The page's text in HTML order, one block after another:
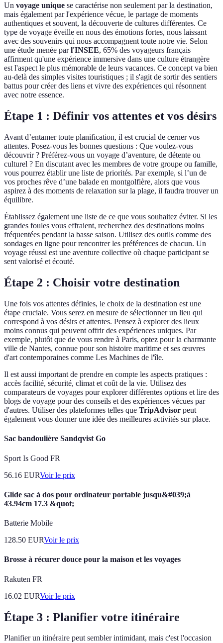
Un voyage unique se caractérise non seulement par la destination,
mais également par l'expérience vécue, le partage de moments
authentiques et souvent, la découverte de cultures différentes. Ce
type de voyage éveille en nous des émotions fortes, nous laissant
avec des souvenirs qui nous accompagnent toute notre vie. Selon
une étude menée parl'INSEE, 65% des voyageurs français
affirment qu'une expérience immersive dans une culture étrangère
est l'aspect le plus mémorable de leurs vacances. Ce concept va bien
au-delà des simples visites touristiques ; il s'agit de sortir des sentiers
battus pour créer des liens et vivre des expériences qui résonnent
avec notre essence.
Étape 1 : Définir vos attentes et vos désirs
Avant d’entamer toute planification, il est crucial de cerner vos
attentes. Posez-vous les bonnes questions : Que voulez-vous
découvrir ? Préférez-vous un voyage d’aventure, de détente ou
culturel ? En discutant avec les membres de votre groupe ou famille,
vous pourrez établir une liste de priorités. Par exemple, si l’un de
vos proches rêve d’une balade en montgolfière, alors que vous
aspirez à des moments de relaxation sur la plage, il faudra trouver un
équilibre.
Établissez également une liste de ce que vous souhaitez éviter. Si les
grandes foules vous effraient, recherchez des destinations moins
fréquentées pendant la basse saison. Utilisez des outils comme des
sondages en ligne pour rencontrer les préférences de chacun. Un
voyage réussi est une aventure collective où chaque participant se
sent valorisé et écouté.
Étape 2 : Choisir votre destination
Une fois vos attentes définies, le choix de la destination est une
étape cruciale. Vous serez en mesure de sélectionner un lieu qui
correspond à vos désirs et attentes. Pensez à explorer des lieux
moins connus qui peuvent offrir des expériences uniques. Par
exemple, plutôt que de vous rendre à Paris, optez pour la charmante
ville de Nantes, connue pour son histoire maritime et ses œuvres
d'art contemporaines comme Les Machines de l'île.
Il est aussi important de prendre en compte les aspects pratiques :
accès facilité, sécurité, climat et coût de la vie. Utilisez des
comparateurs de voyages pour explorer différentes options et lire des
blogs de voyage pour des conseils et des expériences vécues par
d'autres. Utiliser des plateformes telles que TripAdvisor peut
également vous donner une idée des meilleures activités sur place.
Sac bandoulière Sandqvist Go
Sport Is Good FR
56.16 EURVoir le prix
Glide sac à dos pour ordinateur portable jusqu&#039;à
43.94cm 17.3 &quot;
Batterie Mobile
128.50 EURVoir le prix
Brosse à récurer douce pour la maison et les voyages
Rakuten FR
16.02 EURVoir le prix
Étape 3 : Planifier votre itinéraire
Planifier un itinéraire peut sembler intimidant, mais c'est l'occasion